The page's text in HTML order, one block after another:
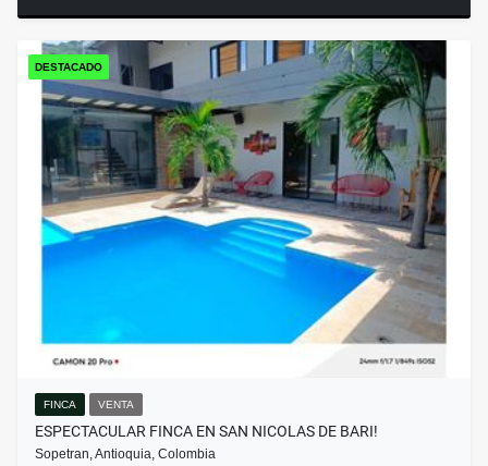
DESTACADO
FINCA VENTA
ESPECTACULAR FINCA EN SAN NICOLAS DE BARI!
Sopetran, Antioquia, Colombia